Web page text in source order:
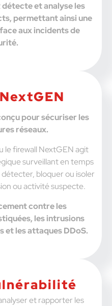
et analyse les
permettant ainsi une
aux incidents de
pour sécuriser les
réseaux.
le firewall NextGEN agit
surveillant en temps
bloquer ou isoler
ou activité suspecte.
contre les
les intrusions
et les attaques DDoS.
et rapporter les